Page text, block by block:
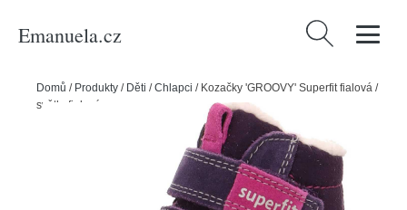
Emanuela.cz Vyhledávání
Domů / Produkty / Děti /Chlapci / Kozačky 'GROOVY' Superfit fialová /
světle fialová